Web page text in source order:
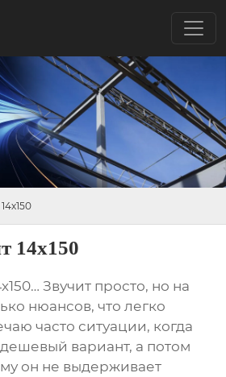
14х150
… Звучит просто, но на
нюансов, что легко
часто ситуации, когда
вариант, а потом
он не выдерживает